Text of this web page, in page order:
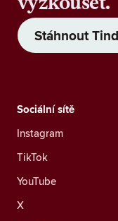
Stáhnout
Sociální sítě
Instagram
TikTok
YouTube
X